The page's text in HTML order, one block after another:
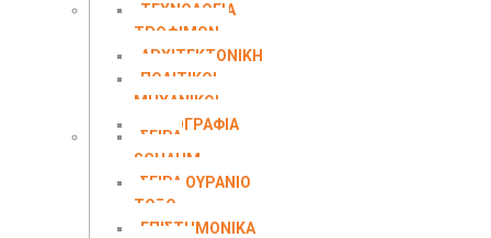
ΤΕΧΝΟΛΟΓΙΑ
ΤΡΟΦΙΜΩΝ
ΑΡΧΙΤΕΚΤΟΝΙΚΗ
ΠΟΛΙΤΙΚΟΙ
ΜΗΧΑΝΙΚΟΙ
ΤΟΠΟΓΡΑΦΙΑ
ΣΕΙΡΑ
SCHAUM
ΣΕΙΡΑ ΟΥΡΑΝΙΟ
ΤΟΞΟ
ΕΠΙΣΤΗΜΟΝΙΚΑ